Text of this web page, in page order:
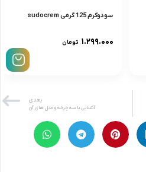
سودوکرم 125 گرمى sudocrem
۱.۲۹۹.۰۰۰ تومان
بعدی
آشنایی با سه چرخه و مدل های آن